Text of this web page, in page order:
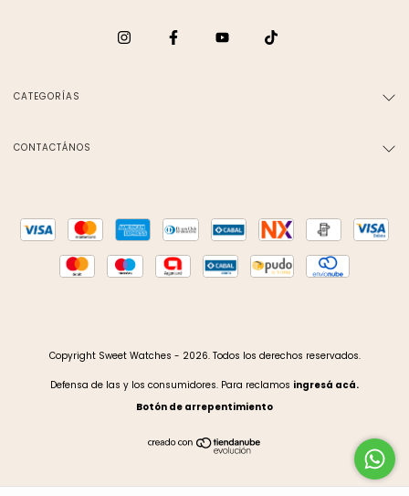
CATEGORÍAS
CONTACTÁNOS
Copyright Sweet Watches - 2026. Todos los derechos reservados.
Defensa de las y los consumidores. Para reclamos ingresá acá.
Botón de arrepentimiento